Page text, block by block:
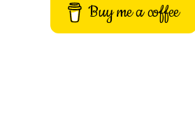
Buy me a coffee